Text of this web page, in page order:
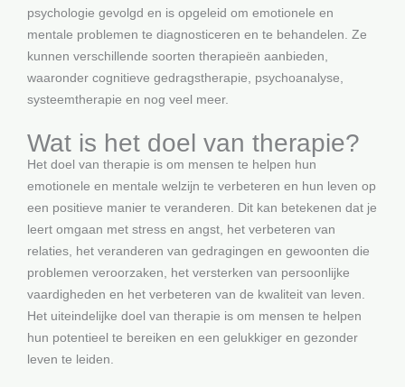
psychologie gevolgd en is opgeleid om emotionele en
mentale problemen te diagnosticeren en te behandelen. Ze
kunnen verschillende soorten therapieën aanbieden,
waaronder cognitieve gedragstherapie, psychoanalyse,
systeemtherapie en nog veel meer.
Wat is het doel van therapie?
Het doel van therapie is om mensen te helpen hun
emotionele en mentale welzijn te verbeteren en hun leven op
een positieve manier te veranderen. Dit kan betekenen dat je
leert omgaan met stress en angst, het verbeteren van
relaties, het veranderen van gedragingen en gewoonten die
problemen veroorzaken, het versterken van persoonlijke
vaardigheden en het verbeteren van de kwaliteit van leven.
Het uiteindelijke doel van therapie is om mensen te helpen
hun potentieel te bereiken en een gelukkiger en gezonder
leven te leiden.